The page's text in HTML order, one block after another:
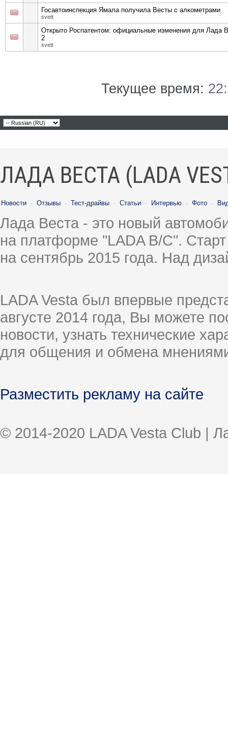
Госавтоинспекция Ямала получила Весты с алкометрами
svett
Открыто Роспатентом: официальные изменения для Лада
2
svett
Текущее время:
ЛАДА ВЕСТА (LADA
Новости · Отзывы · Тест-драйвы · Статьи · Интервью · Фото ·
Лада Веста - это новый
на платформе "LADA B/C".
на сентябрь 2015 года. Над
LADA Vesta был впервые
августе 2014 года, Вы можете
новости, узнать технические
для общения и обмена
Разместить рекламу на сайте
© 2014-2020 LADA Vesta Club |